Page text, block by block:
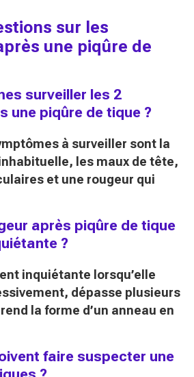
sur les
une piqûre de
surveiller les 2
une piqûre de tique ?
à surveiller sont la
les maux de tête,
et une rougeur qui
après piqûre de tique
?
inquiétante lorsqu’elle
dépasse plusieurs
la forme d’un anneau en
faire suspecter une